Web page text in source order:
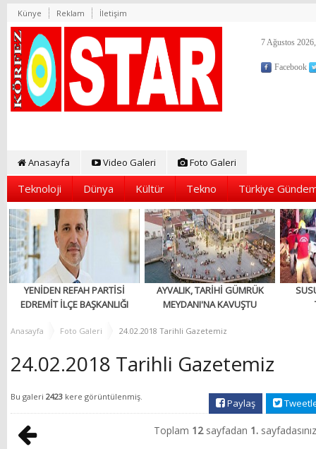
Künye Reklam İletişim
7 Ağustos
Facebook
Anasayfa Video Galeri Foto Galeri
Teknoloji Dünya Kültür Tekno Türkiye
YENİDEN REFAH PARTİSİ
EDREMİT İLÇE BAŞKANLIĞI
AÇILIYOR!
AYVALIK, TARİHİ GÜMRÜK
MEYDANI'NA KAVUŞTU
Anasayfa Foto Galeri 24.02.2018 Tarihli Gazetemiz
24.02.2018 Tarihli Gazetemiz
Bu galeri 2423 kere görüntülenmiş.
Paylaş
Toplam 12sayfadan 1.